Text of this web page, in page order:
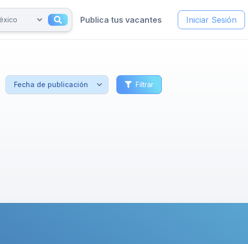
Publica tus vacantes Iniciar Sesión
Filtrar